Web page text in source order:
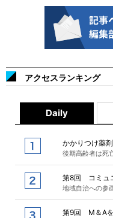
アクセスランキング
Daily
かかりつけ薬
後期高齢者は死
第8回 コミュ
地域自治への参
第9回 M＆Aを